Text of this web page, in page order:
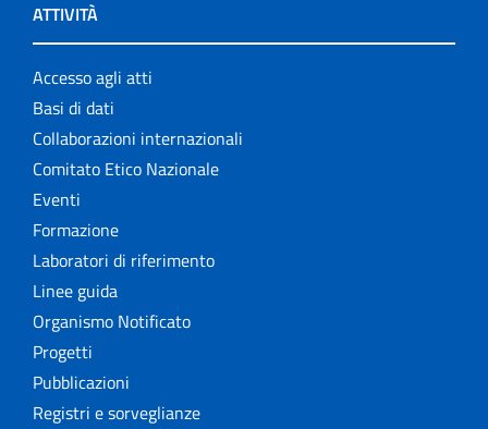
ATTIVITÀ
Accesso agli atti
Basi di dati
Collaborazioni internazionali
Comitato Etico Nazionale
Eventi
Formazione
Laboratori di riferimento
Linee guida
Organismo Notificato
Progetti
Pubblicazioni
Registri e sorveglianze